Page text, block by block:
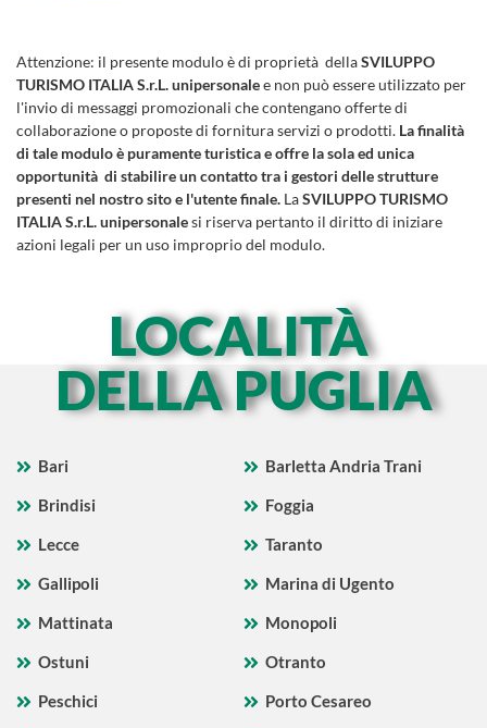
Attenzione: il presente modulo è di proprietà dellaSVILUPPO
TURISMO ITALIA S.r.L. unipersonalee non può essere utilizzato per
l'invio di messaggi promozionali che contengano offerte di
collaborazione o proposte di fornitura servizi o prodotti. La finalità
di tale modulo è puramente turistica e offre la sola ed unica
opportunità di stabilire un contatto tra i gestori delle strutture
presenti nel nostro sito e l'utente finale. LaSVILUPPO TURISMO
ITALIA S.r.L. unipersonalesi riserva pertanto il diritto di iniziare
azioni legali per un uso improprio del modulo.
LOCALITÀ
DELLA PUGLIA
Bari
Barletta Andria Trani
Brindisi
Foggia
Lecce
Taranto
Gallipoli
Marina di Ugento
Mattinata
Monopoli
Ostuni
Otranto
Peschici
Porto Cesareo